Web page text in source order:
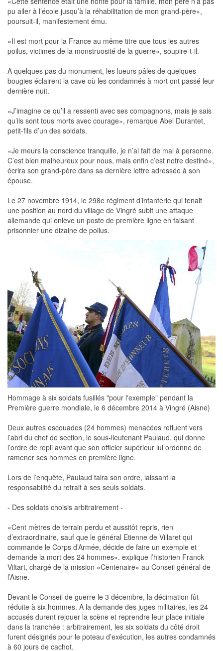
pu aller à l’école jusqu’à la réhabilitation de mon grand-père»,
poursuit-il, manifestement ému.
«Il est mort pour la France au même titre que tous les autres
poilus, victimes de la monstruosité de la guerre», soupire-t-il.
A quelques pas du monument, les lueurs pâles de quelques
bougies éclairent la cave où les condamnés à mort ont passé leur
dernière nuit.
«J’imagine ce qu’il a ressenti avec ses compagnons, mais je sais
qu’ils sont tous morts avec courage», remarque Abel Durantet,
petit-fils d’un des soldats.
«Je meurs la conscience tranquille, je n’ai fait de mal à personne.
C’est bien malheureux pour nous, mais enfin c’est notre destiné»,
écrira son grand-père dans sa dernière lettre adressée à son
épouse.
Le 27 novembre 1914, le 298e régiment d’infanterie qui tenait
une position au nord du village de Vingré subit une attaque
allemande qui enlève un poste de première ligne en faisant
prisonnier une dizaine de poilus.
Hommage à six soldats fusillés "pour l'exemple" pendant la
Première guerre mondiale, le 6 décembre 2014 à Vingré (Aisne)
Deux autres escouades (24 hommes) menacées refluent vers
l’abri du chef de section, le sous-lieutenant Paulaud, qui donne
l’ordre de repli avant que son officier supérieur lui ordonne de
ramener ses hommes en première ligne.
Lors de l’enquête, Paulaud taira son ordre, laissant la
responsabilité du retrait à ses seuls soldats.
- Des soldats choisis arbitrairement -
«Cent mètres de terrain perdu et aussitôt repris, rien
d’extraordinaire, sauf que le général Etienne de Villaret qui
commande le Corps d’Armée, décide de faire un exemple et
demande la mort des 24 hommes». explique l’historien Franck
Viltart, chargé de la mission «Centenaire» au Conseil général de
l’Aisne.
Devant le Conseil de guerre le 3 décembre, la décimation fût
réduite à six hommes. A la demande des juges militaires, les 24
accusés durent rejouer la scène et reprendre leur place initiale
dans la tranchée : arbitrairement, les six soldats du côté droit
furent désignés pour le poteau d’exécution, les autres condamnés
à 60 jours de cachot.